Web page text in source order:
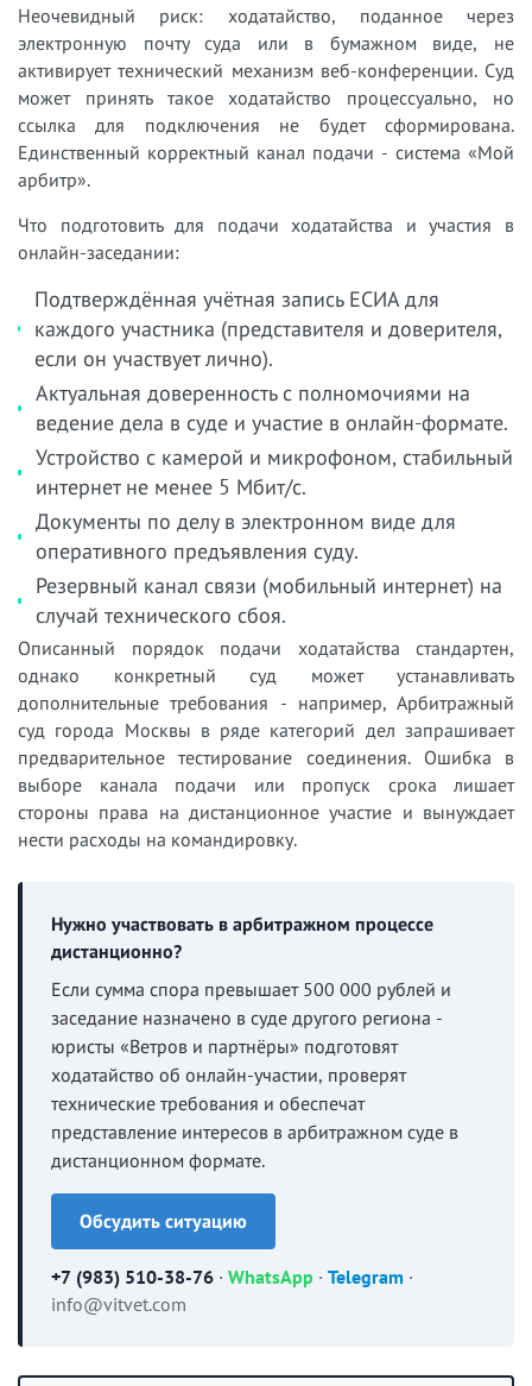
Неочевидный риск: ходатайство, поданное через
электронную почту суда или в бумажном виде, не
активирует технический механизм веб-конференции. Суд
может принять такое ходатайство процессуально, но
ссылка для подключения не будет сформирована.
Единственный корректный канал подачи - система «Мой
арбитр».
Что подготовить для подачи ходатайства и участия в
онлайн-заседании:
Подтверждённая учётная запись ЕСИА для
каждого участника (представителя и доверителя,
если он участвует лично).
Актуальная доверенность с полномочиями на
ведение дела в суде и участие в онлайн-формате.
Устройство с камерой и микрофоном, стабильный
интернет не менее 5 Мбит/с.
Документы по делу в электронном виде для
оперативного предъявления суду.
Резервный канал связи (мобильный интернет) на
случай технического сбоя.
Описанный порядок подачи ходатайства стандартен,
однако конкретный суд может устанавливать
дополнительные требования - например, Арбитражный
суд города Москвы в ряде категорий дел запрашивает
предварительное тестирование соединения. Ошибка в
выборе канала подачи или пропуск срока лишает
стороны права на дистанционное участие и вынуждает
нести расходы на командировку.
Нужно участвовать в арбитражном процессе
дистанционно?
Если сумма спора превышает 500 000 рублей и
заседание назначено в суде другого региона -
юристы «Ветров и партнёры» подготовят
ходатайство об онлайн-участии, проверят
технические требования и обеспечат
представление интересов в арбитражном суде в
дистанционном формате.
Обсудить ситуацию
+7 (983) 510-38-76 · WhatsApp · Telegram ·
info@vitvet.com